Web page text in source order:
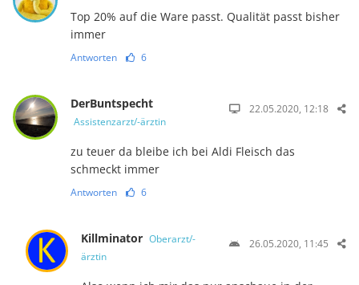
Top 20% auf die Ware passt. Qualität passt bisher
immer
Antworten 6
DerBuntspecht
Assistenzarzt/-ärztin
22.05.2020, 12:18
zu teuer da bleibe ich bei Aldi Fleisch das
schmeckt immer
Antworten 6
Killminator Oberarzt/-
ärztin
26.05.2020, 11:45